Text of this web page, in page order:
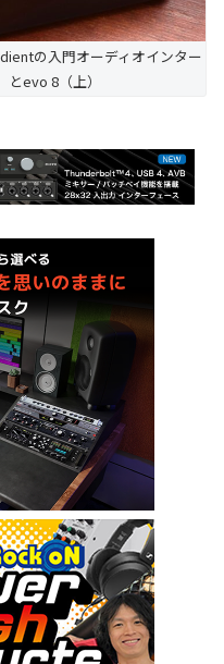
の入門オーディオインター
evo 8（上）